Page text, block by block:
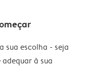
sua escolha - seja
à sua